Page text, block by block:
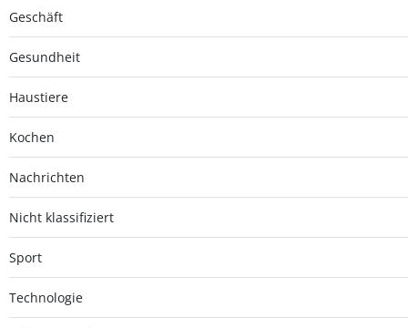
Geschäft
Gesundheit
Haustiere
Kochen
Nachrichten
Nicht klassifiziert
Sport
Technologie